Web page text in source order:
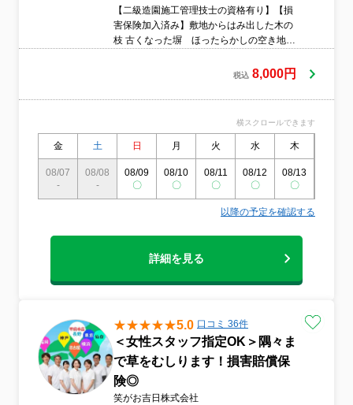
【二級造園施工管理技士の資格有り】【損
害保険加入済み】敷地からはみ出した木の
枝 古くなった塀 ほったらかしの空き地の
い庭石の撤去 苦情や地震が心配 そんな
せください！
税込 8,000円
横スクロールできます
金 土 日 月 火 水 木
08/07
-
08/08
-
08/09
〇
08/10
〇
08/11
〇
08/12
〇
08/13
〇
以降の予定を確認する
詳細を見る
5.0 口コミ 36件
＜女性スタッフ指定OK＞隅々ま
で草をむしります！損害賠償保
険◎
笑がお吉日株式会社